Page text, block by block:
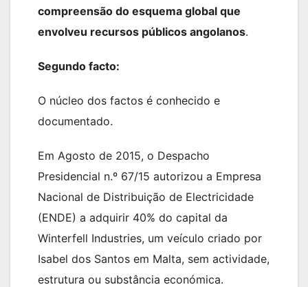
compreensão do esquema global que
envolveu recursos públicos angolanos.
Segundo facto:
O núcleo dos factos é conhecido e
documentado.
Em Agosto de 2015, o Despacho
Presidencial n.º 67/15 autorizou a Empresa
Nacional de Distribuição de Electricidade
(ENDE) a adquirir 40% do capital da
Winterfell Industries, um veículo criado por
Isabel dos Santos em Malta, sem actividade,
estrutura ou substância económica.